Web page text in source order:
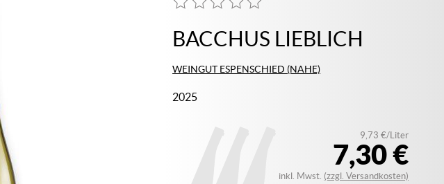
BACCHUS LIEBLICH
WEINGUT ESPENSCHIED (NAHE)
2025
7,30 €
9,73 €/Liter
inkl. Mwst. (zzgl. Versandkosten)